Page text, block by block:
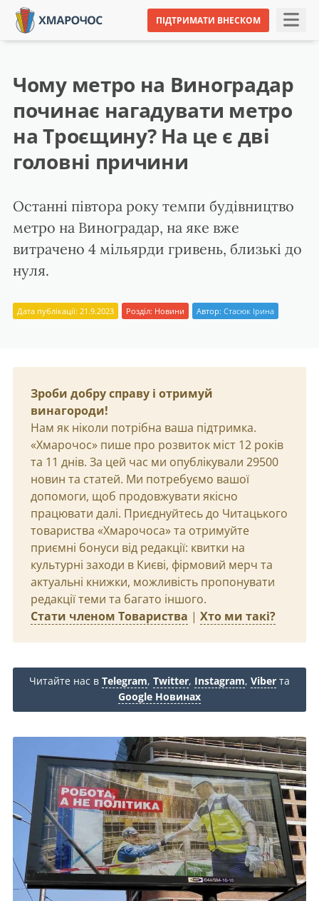
ПІДТРИМАТИ ВНЕСКОМ
Чому метро на Виноградар
починає нагадувати метро
на Троєщину? На це є дві
головні причини
Останні півтора року темпи будівництво
метро на Виноградар, на яке вже
витрачено 4 мільярди гривень, близькі до
нуля.
Дата публікації: 21.9.2023 Розділ: Новини Автор: Стасюк Ірина
Зроби добру справу і отримуй
винагороди!
Нам як ніколи потрібна ваша підтримка.
«Хмарочос» пише про розвиток міст 12 років
та 11 днів. За цей час ми опублікували 29500
новин та статей. Ми потребуємо вашої
допомоги, щоб продовжувати якісно
працювати далі. Приєднуйтесь до Читацького
товариства «Хмарочоса» та отримуйте
приємні бонуси від редакції: квитки на
культурні заходи в Києві, фірмовий мерч та
актуальні книжки, можливість пропонувати
редакції теми та багато іншого.
Стати членом Товариства | Хто ми такі?
Читайте нас в Telegram, Twitter, Instagram, Viber та
Google Новинах